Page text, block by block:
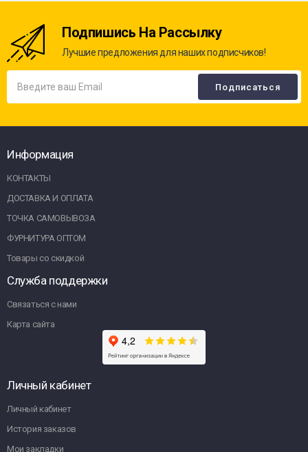
Подпишись На Рассылку
Лучшие предложения для наших подписчиков!
Информация
КОНТАКТЫ
ДОСТАВКА И ОПЛАТА
ТОЧКА САМОВЫВОЗА
ФУРНИТУРА ОПТОМ
Товары со скидкой
Служба поддержки
Связаться с нами
Карта сайта
Личный кабинет
Личный кабинет
История заказов
Мои закладки